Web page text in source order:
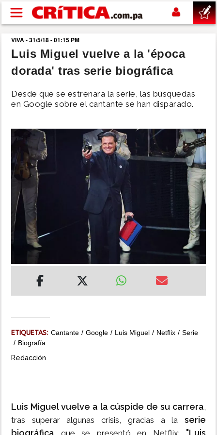
Pasar al contenido principal
buscar
SUCESOS
NACIONAL
DEPORTES
MUNDO
INSÓLITAS
MULTIMEDIA
VIVA - 31/5/18 - 01:15 PM
Luis Miguel vuelve a la 'época
dorada' tras serie biográfica
Desde que se estrenara la serie, las búsquedas
en Google sobre el cantante se han disparado.
ETIQUETAS: Cantante Google Luis Miguel Netflix
Serie
Biografía
Redacción
Luis Miguel vuelve a la cúspide de su carrera,
tras superar algunas crisis, gracias a la serie
biográfica
"Luis